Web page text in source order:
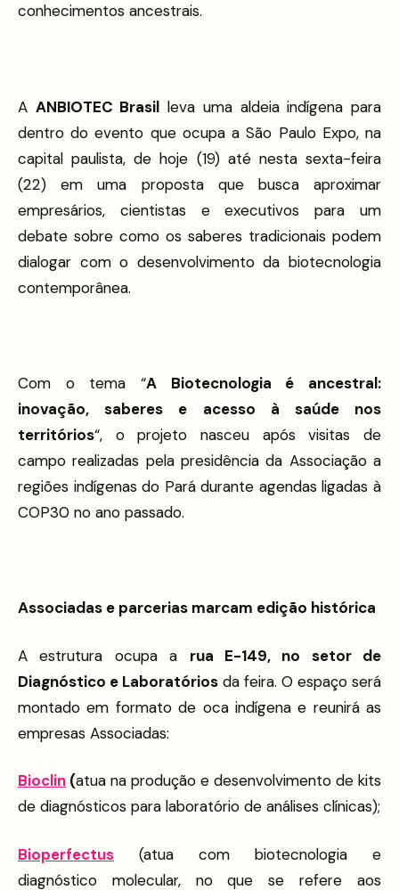
conhecimentos ancestrais.
A ANBIOTEC Brasil leva uma aldeia indígena para
dentro do evento que ocupa a São Paulo Expo, na
capital paulista, de hoje (19) até nesta sexta-feira
(22) em uma proposta que busca aproximar
empresários, cientistas e executivos para um
debate sobre como os saberes tradicionais podem
dialogar com o desenvolvimento da biotecnologia
contemporânea.
Com o tema “A Biotecnologia é ancestral:
inovação, saberes e acesso à saúde nos
territórios“, o projeto nasceu após visitas de
campo realizadas pela presidência da Associação a
regiões indígenas do Pará durante agendas ligadas à
COP30 no ano passado.
Associadas e parcerias marcam edição histórica
A estrutura ocupa a rua E-149, no setor de
Diagnóstico e Laboratórios da feira. O espaço será
montado em formato de oca indígena e reunirá as
empresas Associadas:
Bioclin (atua na produção e desenvolvimento de kits
de diagnósticos para laboratório de análises clínicas);
Bioperfectus (atua com biotecnologia e
diagnóstico molecular, no que se refere aos